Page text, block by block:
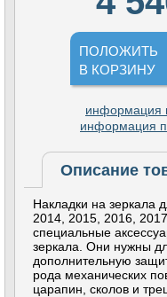
ПОЛОЖИТЬ
В КОРЗИНУ
информация
информация
Описание
Накладки на зеркала
2014, 2015, 2016,
специальные
зеркала. Они нужны
дополнительную
рода механических
царапин, сколов и